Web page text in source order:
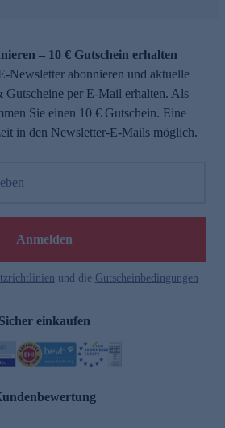
– 10 € Gutschein erhalten
Newsletter abonnieren und aktuelle
Gutscheine per E-Mail erhalten. Als
Sie einen 10 € Gutschein. Eine
in den Newsletter-E-Mails möglich.
Anmelden
und die Gutscheinbedingungen
Sicher einkaufen